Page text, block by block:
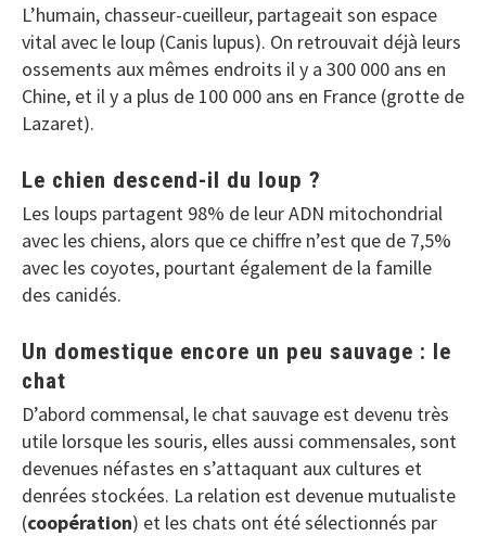
L’humain, chasseur-cueilleur, partageait son espace
vital avec le loup (Canis lupus). On retrouvait déjà leurs
ossements aux mêmes endroits il y a 300 000 ans en
Chine, et il y a plus de 100 000 ans en France (grotte de
Lazaret).
Le chien descend-il du loup ?
Les loups partagent 98% de leur ADN mitochondrial
avec les chiens, alors que ce chiffre n’est que de 7,5%
avec les coyotes, pourtant également de la famille
des canidés.
Un domestique encore un peu sauvage : le
chat
D’abord commensal, le chat sauvage est devenu très
utile lorsque les souris, elles aussi commensales, sont
devenues néfastes en s’attaquant aux cultures et
denrées stockées. La relation est devenue mutualiste
(coopération) et les chats ont été sélectionnés par